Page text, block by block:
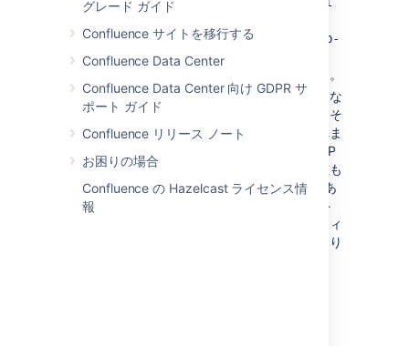
グレード ガイド
Confluence サイトを移行する
Confluence Data Center
Confluence Data Center 向け GDPR サ
ポート ガイド
Confluence リリース ノート
お困りの場合
Confluence の Hazelcast ライセンス情
報
server.tomcat.remoteip.remote-ip-
header設定プロパティを変更すること
で、このヘッダーの名前を変更できます。
許可リストの文字列にタイプミスや無効な
文字などのエラーが含まれている場合、そ
の設定部分はサービス設定から除外されま
す。 可能性は低いものの、この機能に IP
アドレスが許可されていないために、誰も
websudo を使用できなくなる可能性があ
許可リスト
、指定されたプロパティ
必要があり